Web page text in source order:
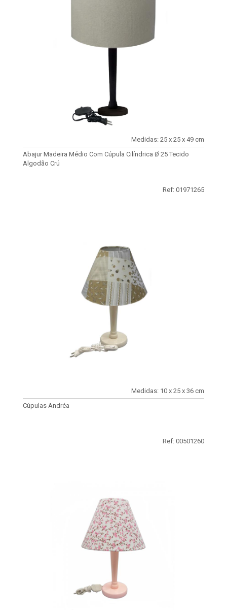
Medidas: 25 x 25 x 49 cm
Abajur Madeira Médio Com Cúpula Cilíndrica Ø 25 Tecido
Algodão Crú
Ref: 01971265
Medidas: 10 x 25 x 36 cm
Cúpulas Andréa
Ref: 00501260